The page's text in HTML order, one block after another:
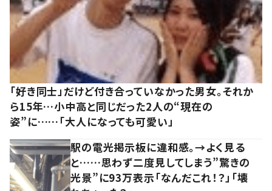
「好き同士」だけど付き合っていなかった男女。それか
ら15年…小中高と同じだった2人の“現在の
姿”に……「大人になっても可愛い」
駅の電光掲示板に違和感。→よく見る
と……思わず二度見してしまう”驚きの
光景”に93万表示「なんだこれ！？」「壊